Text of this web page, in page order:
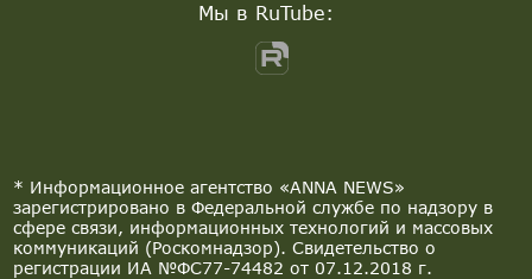
* Информационное агентство «ANNA NEWS»
зарегистрировано в Федеральной службе по надзору в
сфере связи, информационных технологий и массовых
коммуникаций (Роскомнадзор). Свидетельство о
регистрации ИА №ФС77-74482 от 07.12.2018 г.
Мы в RuTube: